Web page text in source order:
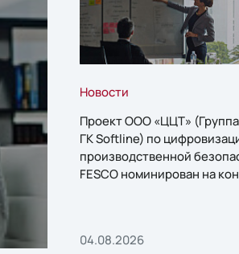
Новости
Проект ООО «ЦЦТ»
ГК Softline) по
производственной
FESCO номинирован на
04.08.2026